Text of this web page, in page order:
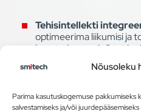
Nõusoleku
Parima kasutuskogemuse pakkumiseks
salvestamiseks ja/või
Tehisintellekti
optimeerima liikumisi ja
kasutades masinõpet ja
Visioonisüsteemid:
positsioneerimist.